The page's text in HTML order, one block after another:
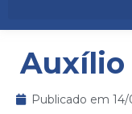
Auxílio
Publicado em